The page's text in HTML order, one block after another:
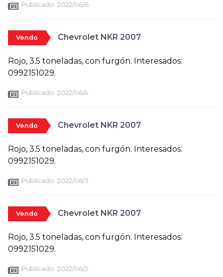
Publicado: 2022/06/6
Vendo Chevrolet NKR 2007
Rojo, 3.5 toneladas, con furgón. Interesados:
0992151029.
Publicado: 2022/06/4
Vendo Chevrolet NKR 2007
Rojo, 3.5 toneladas, con furgón. Interesados:
0992151029.
Publicado: 2022/06/3
Vendo Chevrolet NKR 2007
Rojo, 3.5 toneladas, con furgón. Interesados:
0992151029.
Publicado: 2022/06/2